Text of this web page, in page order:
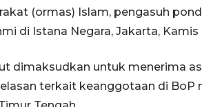
(ormas) Islam, pengasuh
di Istana Negara, Jakarta, Kamis
dimaksudkan untuk menerima
terkait keanggotaan di